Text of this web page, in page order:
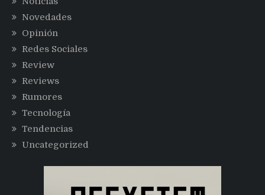
Novedades
Opinión
Redes Sociales
Review
Reviews
Rumores
Tecnología
Tendencias
Uncategorized